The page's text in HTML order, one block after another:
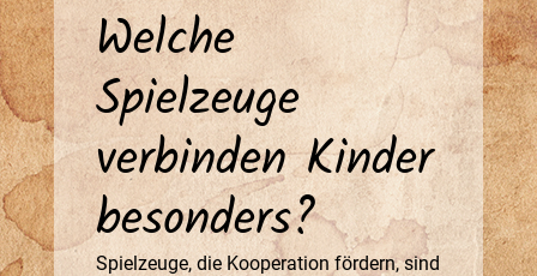
Welche
Spielzeuge
verbinden Kinder
besonders?
Spielzeuge, die Kooperation fördern, sind